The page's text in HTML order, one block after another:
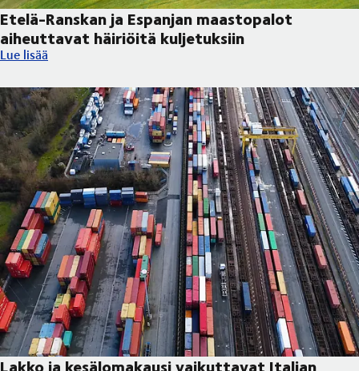
Etelä-Ranskan ja Espanjan maastopalot
aiheuttavat häiriöitä kuljetuksiin
Etelä-Ranskan ja Espanjan maastopalot aiheuttavat häiriöitä
Lue lisää
Lakko ja kesälomakausi vaikuttavat Italian